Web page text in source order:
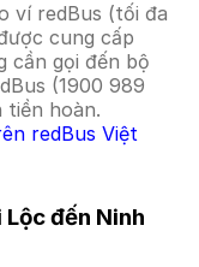
ví redBus (tối đa
cung cấp
cần gọi đến bộ
(1900 989
tiền hoàn.
redBus Việt
đến Ninh